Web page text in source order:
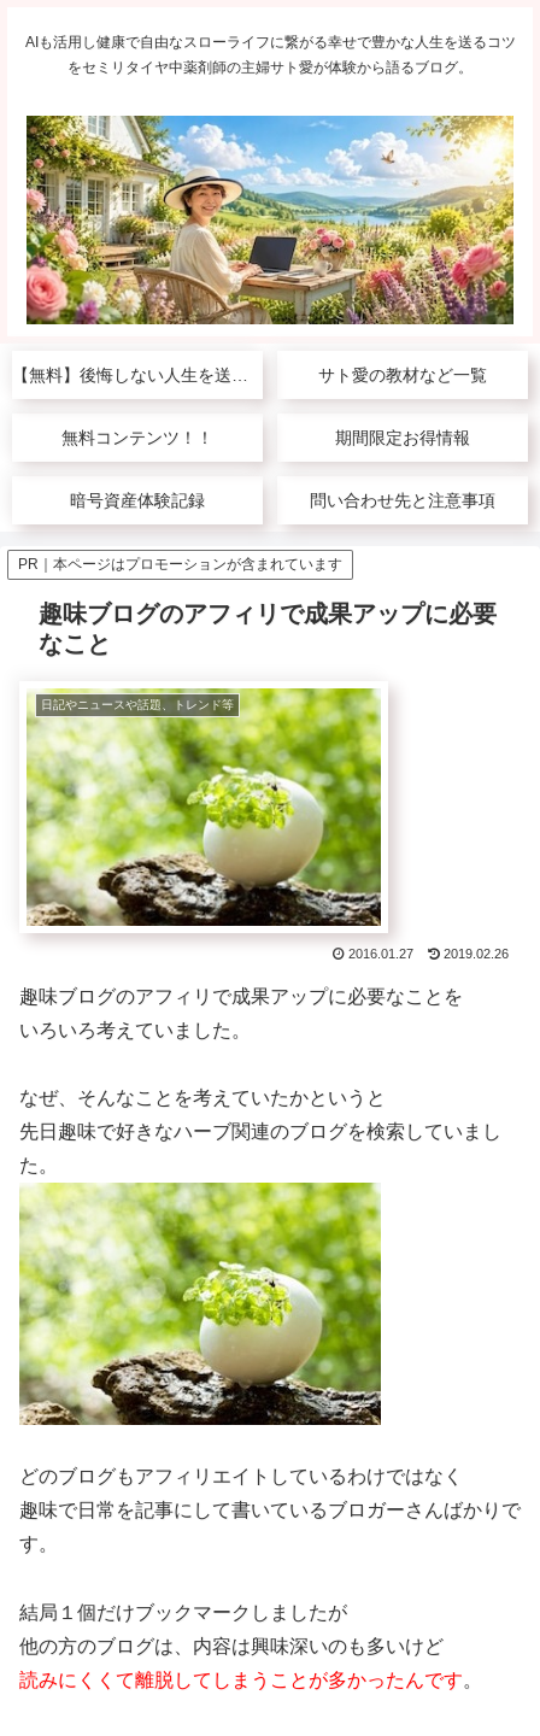
AIも活用し健康で自由なスローライフに繋がる幸せで豊かな人生を送るコツ
をセミリタイヤ中薬剤師の主婦サト愛が体験から語るブログ。
サト愛の教材など一覧
無料コンテンツ！！ 期間限定お得情報
暗号資産体験記録 問い合わせ先と注意事項
PR｜本ページはプロモーションが含まれています
趣味ブログのアフィリで成果アップに必要
なこと
日記やニュースや話題、トレンド等
2016.01.27 2019.02.26
趣味ブログのアフィリで成果アップに必要なことを
いろいろ考えていました。
なぜ、そんなことを考えていたかというと
先日趣味で好きなハーブ関連のブログを検索していまし
た。
どのブログもアフィリエイトしているわけではなく
趣味で日常を記事にして書いているブロガーさんばかりで
す。
結局１個だけブックマークしましたが
他の方のブログは、内容は興味深いのも多いけど
読みにくくて離脱してしまうことが多かったんです。